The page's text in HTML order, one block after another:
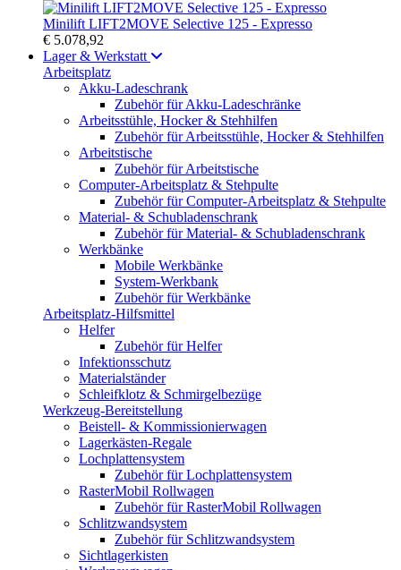
Minilift LIFT2MOVE Selective 125 - Expresso
€ 5.078,92
Lager & Werkstatt
Arbeitsplatz
Akku-Ladeschrank
Zubehör für Akku-Ladeschränke
Arbeitsstühle, Hocker & Stehhilfen
Zubehör für Arbeitsstühle, Hocker & Stehhilfen
Arbeitstische
Zubehör für Arbeitstische
Computer-Arbeitsplatz & Stehpulte
Zubehör für Computer-Arbeitsplatz & Stehpulte
Material- & Schubladenschrank
Zubehör für Material- & Schubladenschrank
Werkbänke
Mobile Werkbänke
System-Werkbank
Zubehör für Werkbänke
Arbeitsplatz-Hilfsmittel
Helfer
Zubehör für Helfer
Infektionsschutz
Materialständer
Schleifklotz & Schmirgelbezüge
Werkzeug-Bereitstellung
Beistell- & Kommissionierwagen
Lagerkästen-Regale
Lochplattensystem
Zubehör für Lochplattensystem
RasterMobil Rollwagen
Zubehör für RasterMobil Rollwagen
Schlitzwandsystem
Zubehör für Schlitzwandsystem
Sichtlagerkisten